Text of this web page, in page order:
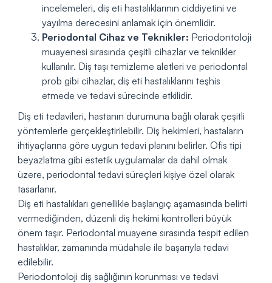
incelemeleri, diş eti hastalıklarının ciddiyetini ve
yayılma derecesini anlamak için önemlidir.
Periodontal Cihaz ve Teknikler: Periodontoloji
muayenesi sırasında çeşitli cihazlar ve teknikler
kullanılır. Diş taşı temizleme aletleri ve periodontal
prob gibi cihazlar, diş eti hastalıklarını teşhis
etmede ve tedavi sürecinde etkilidir.
Diş eti tedavileri, hastanın durumuna bağlı olarak çeşitli
yöntemlerle gerçekleştirilebilir. Diş hekimleri, hastaların
ihtiyaçlarına göre uygun tedavi planını belirler. Ofis tipi
beyazlatma gibi estetik uygulamalar da dahil olmak
üzere, periodontal tedavi süreçleri kişiye özel olarak
tasarlanır.
Diş eti hastalıkları genellikle başlangıç aşamasında belirti
vermediğinden, düzenli diş hekimi kontrolleri büyük
önem taşır. Periodontal muayene sırasında tespit edilen
hastalıklar, zamanında müdahale ile başarıyla tedavi
edilebilir.
Periodontoloji diş sağlığının korunması ve tedavi